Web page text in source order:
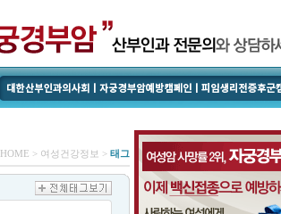
HOME > 여성건강정보 > 태그